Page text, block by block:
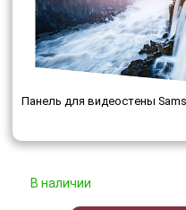
Панель для видеостены
В наличии